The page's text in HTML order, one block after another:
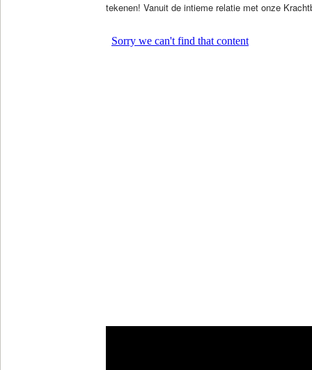
tekenen! Vanuit de intieme relatie met onze